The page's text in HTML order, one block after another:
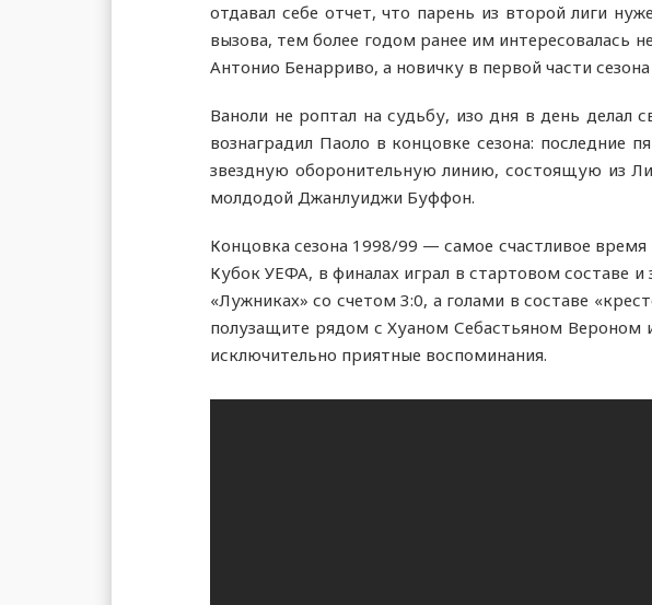
отдавал себе отчет, что парень из второй лиги
вызова, тем более годом ранее им интересовалась
Антонио Бенарриво, а новичку в первой части
Ваноли не роптал на судьбу, изо дня в день делал
вознаградил Паоло в концовке сезона: последние
звездную оборонительную линию, состоящую из
молдодой Джанлуиджи Буффон.
Концовка сезона 1998/99 — самое счастливое
Кубок УЕФА, в финалах играл в стартовом составе
«Лужниках» со счетом 3:0, а голами в составе
полузащите рядом с Хуаном Себастьяном Вероном
исключительно приятные воспоминания.